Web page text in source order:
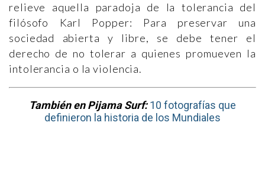
relieve aquella paradoja de la tolerancia del
filósofo Karl Popper: Para preservar una
sociedad abierta y libre, se debe tener el
derecho de no tolerar a quienes promueven la
intolerancia o la violencia.
También en Pijama Surf:10 fotografías que
definieron la historia de los Mundiales